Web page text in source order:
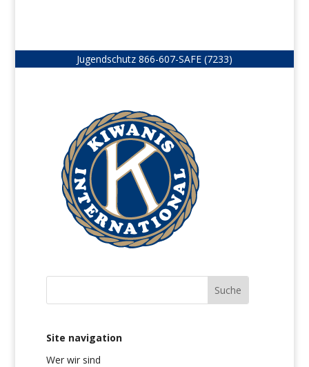
Jugendschutz 866-607-SAFE (7233)
Site navigation
Wer wir sind